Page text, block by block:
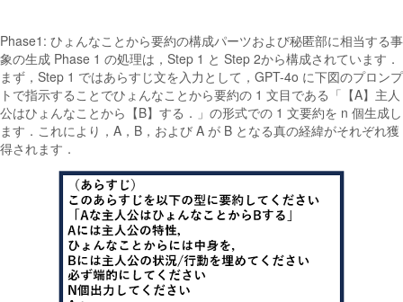
Phase1: ひょんなことから要約の構成パーツおよび秘匿部に相当する事
象の生成 Phase 1 の処理は，Step 1 と Step 2から構成されています．
まず，Step 1 ではあらすじ文を入力として，GPT-4o に下図のプロンプ
トで指示することでひょんなことから要約の 1 文目である「【A】主人
公はひょんなことから【B】する．」の形式での 1 文要約を n 個生成し
ます．これにより，A，B，および A が B となる真の経緯がそれぞれ獲
得されます．